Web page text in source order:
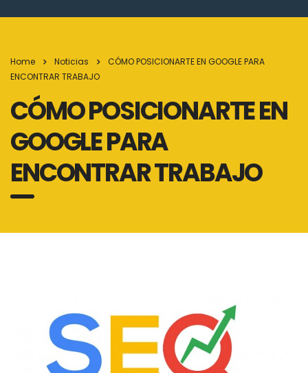
Home Noticias
CÓMO POSICIONARTE EN GOOGLE PARA
ENCONTRAR TRABAJO
CÓMO POSICIONARTE EN
GOOGLE PARA
ENCONTRAR TRABAJO